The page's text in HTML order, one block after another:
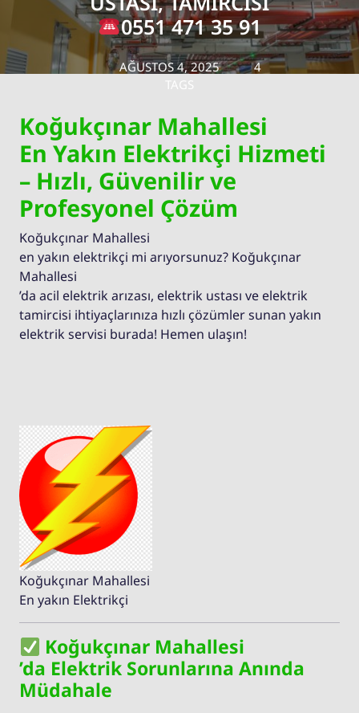
0551 471 35 91
AĞUSTOS 4, 2025
4
TAGS
Koğukçınar Mahallesi
En Yakın Elektrikçi Hizmeti
– Hızlı, Güvenilir ve
Profesyonel Çözüm
Koğukçınar Mahallesi
en yakın elektrikçi mi arıyorsunuz? Koğukçınar
Mahallesi
’da acil elektrik arızası, elektrik ustası ve elektrik
tamircisi ihtiyaçlarınıza hızlı çözümler sunan yakın
elektrik servisi burada! Hemen ulaşın!
Koğukçınar Mahallesi
En yakın Elektrikçi
Koğukçınar Mahallesi
’da Elektrik Sorunlarına Anında
Müdahale